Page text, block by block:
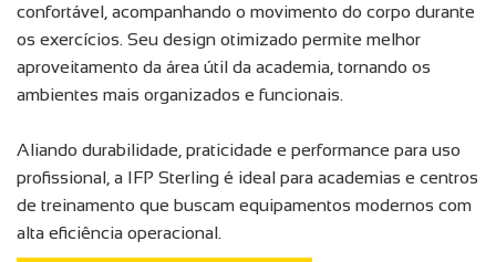
confortável, acompanhando o movimento do corpo durante
os exercícios. Seu design otimizado permite melhor
aproveitamento da área útil da academia, tornando os
ambientes mais organizados e funcionais.
Aliando durabilidade, praticidade e performance para uso
profissional, a IFP Sterling é ideal para academias e centros
de treinamento que buscam equipamentos modernos com
alta eficiência operacional.